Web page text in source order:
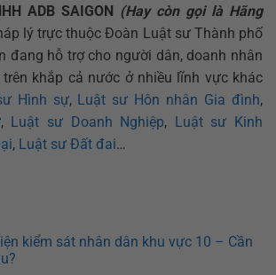
ADB SAIGON (Hay còn gọi là Hãng
lý trực thuộc Đoàn Luật sư Thành phố
đang hỗ trợ cho người dân, doanh nhân
khắp cả nước ở nhiều lĩnh vực khác
Hình sự, Luật sư Hôn nhân Gia đình,
, Luật sư Doanh Nghiệp, Luật sư Kinh
, Luật sư Đất đai…
kiểm sát nhân dân khu vực 10 – Cần